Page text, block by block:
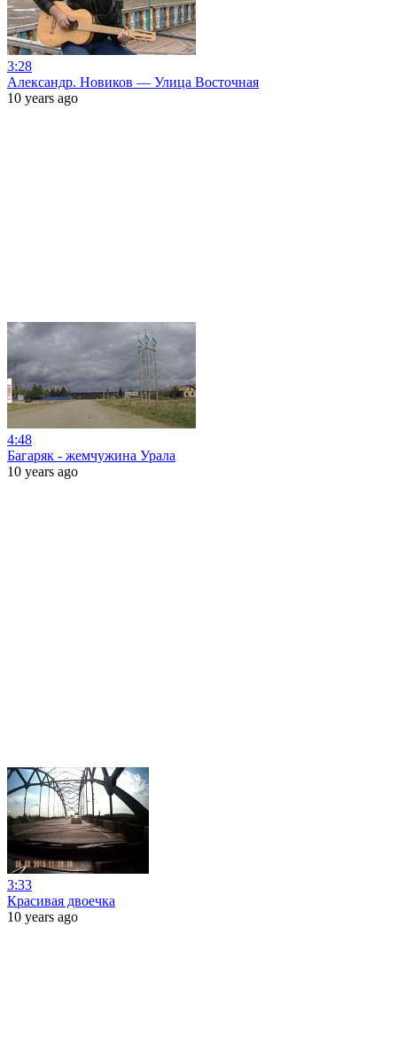
3:28
Александр. Новиков — Улица Восточная
10 years ago
4:48
Багаряк - жемчужина Урала
10 years ago
3:33
Красивая двоечка
10 years ago